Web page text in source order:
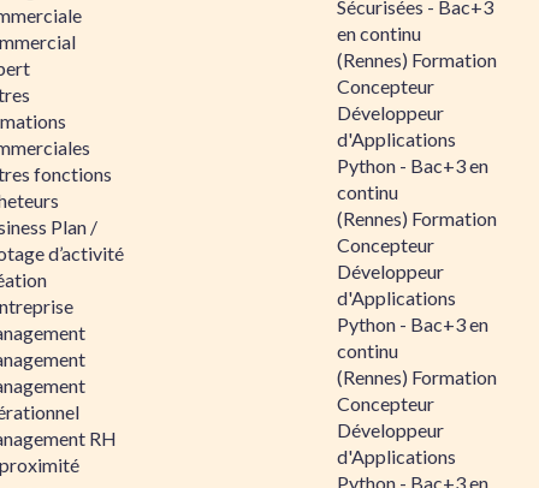
fonctions
Plan /
d’activité
RH
Sécurisées - Bac+3
en continu
(Rennes) Formation
Concepteur
Développeur
d'Applications
Python - Bac+3 en
continu
(Rennes) Formation
Concepteur
Développeur
d'Applications
Python - Bac+3 en
continu
(Rennes) Formation
Concepteur
Développeur
d'Applications
Python - Bac+3 en